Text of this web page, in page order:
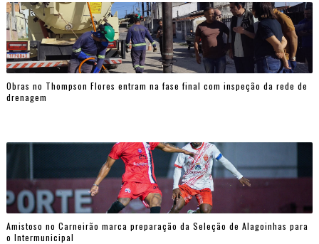
Obras no Thompson Flores entram na fase final com inspeção da rede de
drenagem
Amistoso no Carneirão marca preparação da Seleção de Alagoinhas para
o Intermunicipal